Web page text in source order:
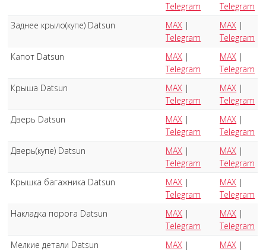
Telegram
Telegram
Заднее крыло(купе) Datsun
MAX |
Telegram
MAX |
Telegram
Капот Datsun
MAX |
Telegram
MAX |
Telegram
Крыша Datsun
MAX |
Telegram
MAX |
Telegram
Дверь Datsun
MAX |
Telegram
MAX |
Telegram
Дверь(купе) Datsun
MAX |
Telegram
MAX |
Telegram
Крышка багажника Datsun
MAX |
Telegram
MAX |
Telegram
Накладка порога Datsun
MAX |
Telegram
MAX |
Telegram
Мелкие детали Datsun
MAX |
MAX |